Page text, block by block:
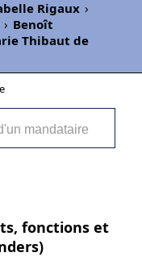
Rigaux ›
› Benoît
Thibaut de
fonctions et